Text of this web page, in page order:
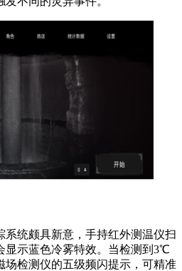
系统颇具新意，手持红外测温仪扫
显示蓝色冷雾特效。当检测到3℃
场检测仪的五级频闪提示，可精准